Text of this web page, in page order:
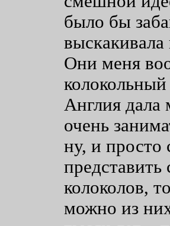
было бы
Они меня
Англия дала
очень
ну, и просто
представить
колоколов,
можно из